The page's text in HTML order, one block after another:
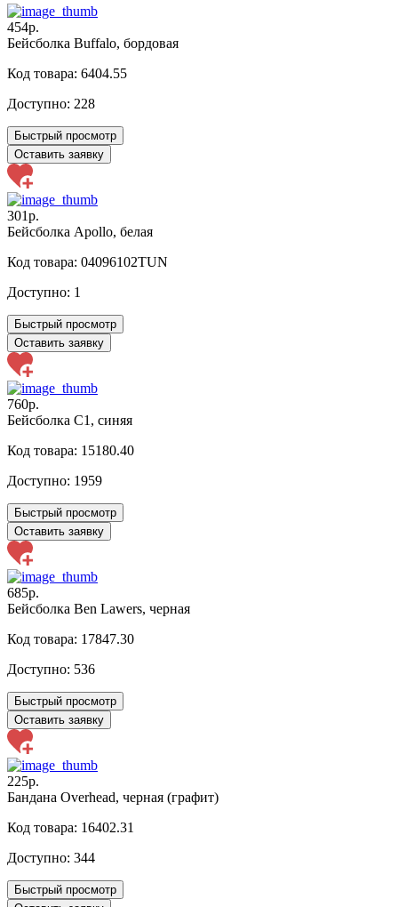
454р.
Бейсболка Buffalo, бордовая
Код товара: 6404.55
Доступно: 228
Быстрый просмотр
Оставить заявку
301р.
Бейсболка Apollo, белая
Код товара: 04096102TUN
Доступно: 1
Быстрый просмотр
Оставить заявку
760р.
Бейсболка C1, синяя
Код товара: 15180.40
Доступно: 1959
Быстрый просмотр
Оставить заявку
685р.
Бейсболка Ben Lawers, черная
Код товара: 17847.30
Доступно: 536
Быстрый просмотр
Оставить заявку
225р.
Бандана Overhead, черная (графит)
Код товара: 16402.31
Доступно: 344
Быстрый просмотр